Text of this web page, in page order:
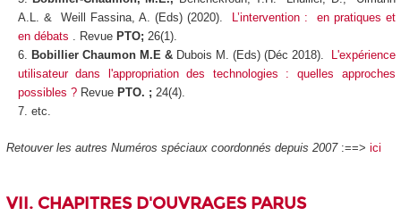
A.L. & Weill Fassina, A. (Eds) (2020).
L’intervention : en pratiques et
en débats . RevuePTO; 26(1).
Bobillier Chaumon M.E & Dubois M. (Eds) (Déc 2018).
L'expérience
utilisateur dans l'appropriation des technologies : quelles approches
possibles ?RevuePTO. ; 24(4).
etc.
Retouver les autres Numéros spéciaux coordonnés depuis 2007 :==> ici
VII. CHAPITRES D'OUVRAGES PARUS